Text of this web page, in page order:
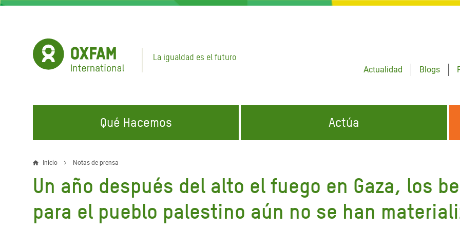
Pasar
La igualdad es el futuro
Actualidad
Blogs
Qué Hacemos
EN QUÉ TRABAJAMOS
Agua y Servicios de
Saneamiento
Alimentación, Crisis Climática,
Gaza Crisis Appeal
Llamamiento por la Crisis en
Líbano
CONÓCENOS
Actúa
ÚNETE A NUESTRAS CAMPAÑAS
Climate Justice
Hands Off Our Spaces
Únete a Nuestra Comunidad para
Sobrescribir
enlaces
de
Inicio Notas de prensa
Un año después del alto el fuego en Gaza, los
para el pueblo palestino aún no se han